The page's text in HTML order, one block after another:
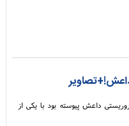
داعش پیوسته بود با یکی از